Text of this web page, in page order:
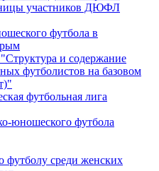
участников ДЮФЛ
футбола в
и содержание
футболистов на базовом
футбольная лига
юношеского футбола
футболу среди женских